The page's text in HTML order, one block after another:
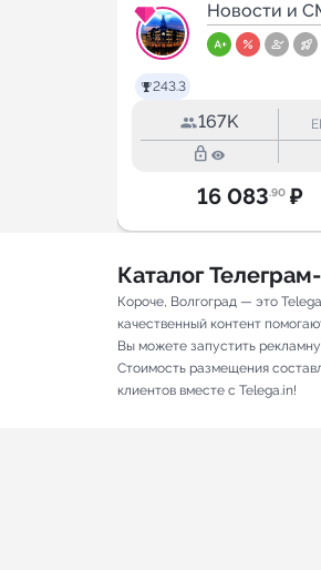
243.3
| Питер
Новости и
167K
lock_outline
16 083.90 ₽
Каталог
Короче, Волгоград — это
качественный контент
Вы можете запустить
Стоимость размещения
клиентов вместе с Telega.in!